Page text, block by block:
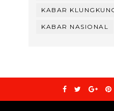
KABAR
KABAR NASIONAL